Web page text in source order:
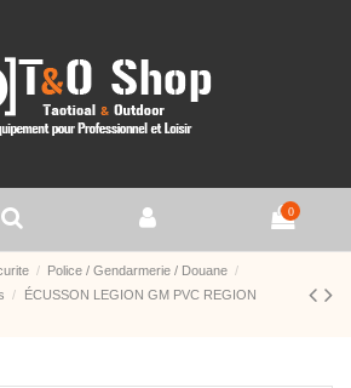
0
Police / Gendarmerie / Douane
ÉCUSSON LEGION GM PVC REGION